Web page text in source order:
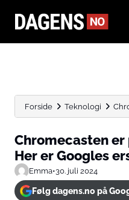
Forside Teknologi
Chromecasten er
Her er Googles
Emma•30. juli 2024
Følg dagens.no på